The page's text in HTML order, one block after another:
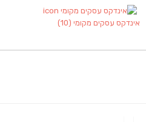
אינדקס עסקים מקומי (10)